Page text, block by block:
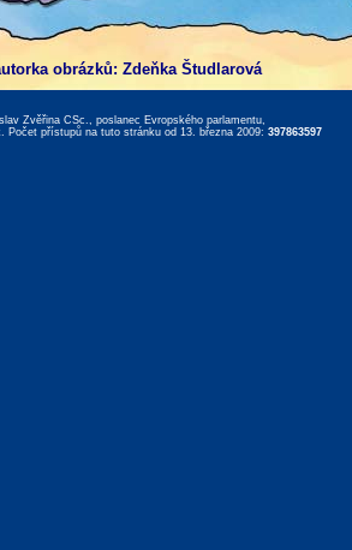
obrázků: Zdeňka Študlarová
Zvěřina CSc., poslanec Evropského parlamentu,
. Počet přístupů na tuto stránku od 13. března 2009: 397863597